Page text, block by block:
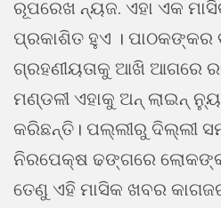
ରୂପରେଖ ନ୍ୟଜ. ଏହା ଏକ
ପ୍ରକାଶିତ ହୁଏ । ପାଠକଙ୍କର
ଗ୍ରହଣୀୟତାକୁ ଆଖି ଆଗରେ
ମଣ୍ଡଳୀ ଏହାକୁ ଅନ୍ ଲାଇନ୍
କରିଛନ୍ତି। ପଲ୍ଲୀରୁ ଦିଲ୍ଲୀ
ନିରପେକ୍ଷ ଢଙ୍ଗରେ
ତେଣୁ ଏହି ମାସିକ ଖବର